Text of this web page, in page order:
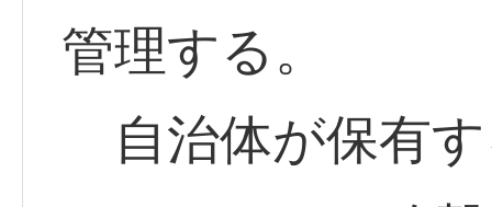
管理する。
自治体が保有